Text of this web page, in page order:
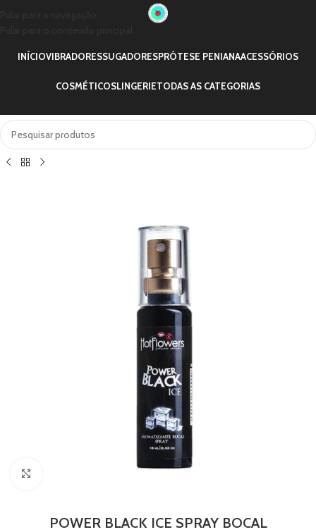
INÍCIOVIBRADORESSUGADORESPRÓTESE PENIANAACESSÓRIOS
COSMÉTICOSLINGERIETODAS AS CATEGORIAS
POWER BLACK ICE SPRAY BOCAL